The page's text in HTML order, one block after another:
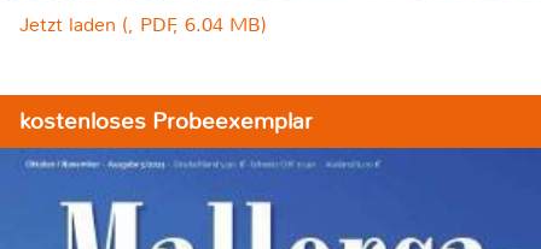
Jetzt laden (, PDF, 6.04 MB)
kostenloses Probeexemplar